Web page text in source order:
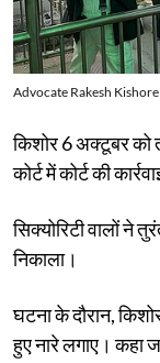
Advocate Rakesh Kishore
किशोर 6 अक्टूबर को
कोर्ट में कोर्ट की
सिक्योरिटी वालों ने
निकाला।
घटना के दौरान,
हुए नारे लगाए। कहा